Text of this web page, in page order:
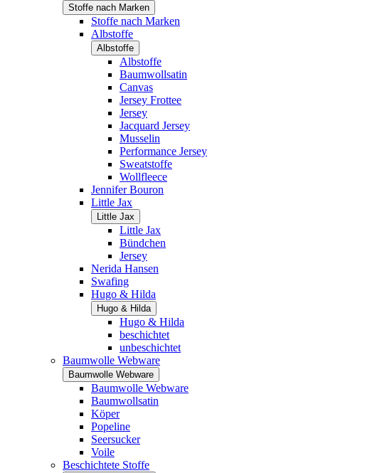
Stoffe nach Marken
Stoffe nach Marken
Albstoffe
Albstoffe
Albstoffe
Baumwollsatin
Canvas
Jersey Frottee
Jersey
Jacquard Jersey
Musselin
Performance Jersey
Sweatstoffe
Wollfleece
Jennifer Bouron
Little Jax
Little Jax
Little Jax
Bündchen
Jersey
Nerida Hansen
Swafing
Hugo & Hilda
Hugo & Hilda
Hugo & Hilda
beschichtet
unbeschichtet
Baumwolle Webware
Baumwolle Webware
Baumwolle Webware
Baumwollsatin
Köper
Popeline
Seersucker
Voile
Beschichtete Stoffe